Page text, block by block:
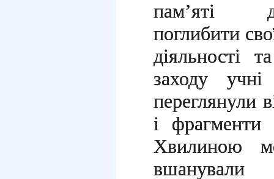
пам’яті
поглибити
діяльності
заходу
переглянули
і
Хвилиною